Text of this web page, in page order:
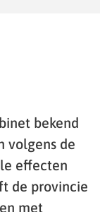
bekend
volgens de
effecten
de provincie
met